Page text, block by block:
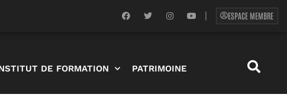
F
a
T
w
I
n
a
Y
o
ESPACE MEMBRE
DE FORMATION PATRIMOINE